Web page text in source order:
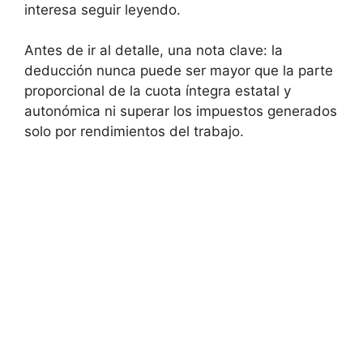
interesa seguir leyendo.
Antes de ir al detalle, una nota clave: la
deducción nunca puede ser mayor que la parte
proporcional de la cuota íntegra estatal y
autonómica ni superar los impuestos generados
solo por rendimientos del trabajo.